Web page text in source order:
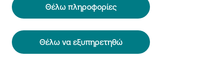
Θέλω πληροφορίες
Θέλω να εξυπηρετηθώ